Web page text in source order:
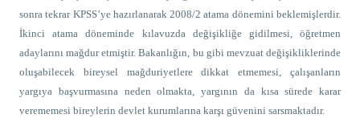
sonra tekrar KPSS’ye hazırlanarak 2008/2 atama dönemini beklemişlerdir.
İkinci atama döneminde kılavuzda değişikliğe gidilmesi, öğretmen
adaylarını mağdur etmiştir. Bakanlığın, bu gibi mevzuat değişikliklerinde
oluşabilecek bireysel mağduriyetlere dikkat etmemesi, çalışanların
yargıya başvurmasına neden olmakta, yargının da kısa sürede karar
verememesi bireylerin devlet kurumlarına karşı güvenini sarsmaktadır.